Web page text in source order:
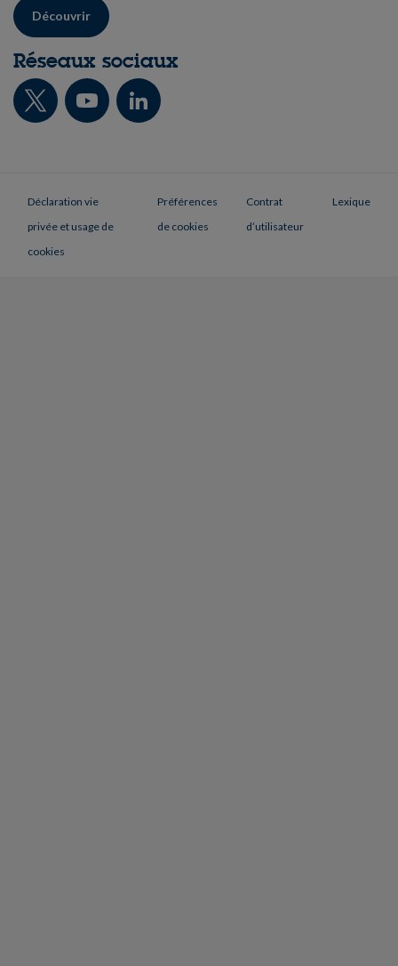
Découvrir
Réseaux sociaux
Déclaration vie
privée et usage de
cookies
Préférences
de cookies
Contrat
d’utilisateur
Lexique